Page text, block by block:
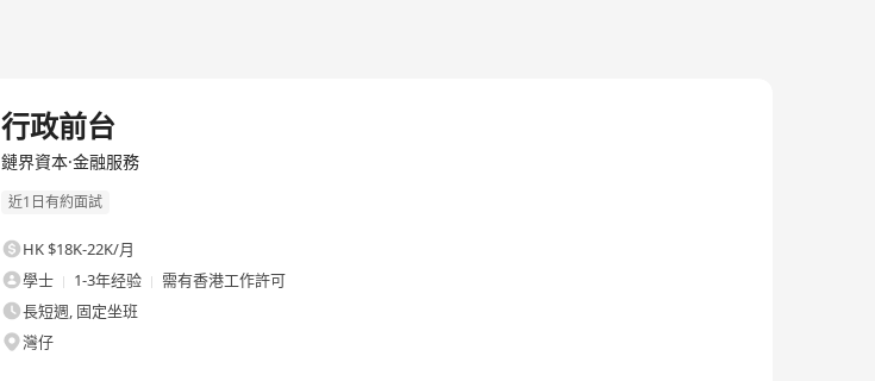
行政前台
鏈界資本·金融服務
近1日有約面試
HK $18K-22K/月
學士
1-3年经验
需有香港工作許可
長短週, 固定坐班
灣仔